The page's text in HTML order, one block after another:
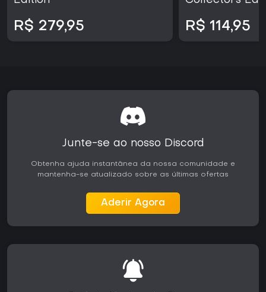
R$ 279,95 R$ 114,95
Junte-se ao nosso Discord
Obtenha ajuda instantânea da nossa comunidade e
mantenha-se atualizado sobre as últimas ofertas
Aderir Agora